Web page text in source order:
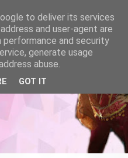
to deliver its services
and user-agent are
performance and security
generate usage
abuse.
GOT IT